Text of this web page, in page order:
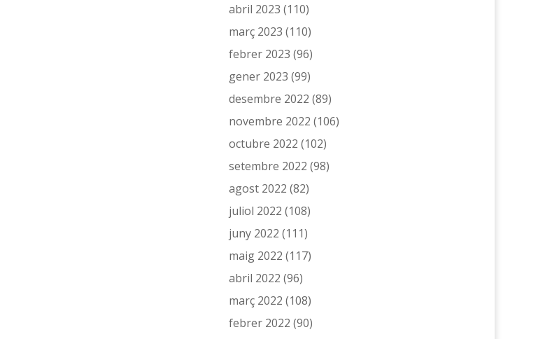
abril 2023 (110)
març 2023 (110)
febrer 2023 (96)
gener 2023 (99)
desembre 2022 (89)
novembre 2022 (106)
octubre 2022 (102)
setembre 2022 (98)
agost 2022 (82)
juliol 2022 (108)
juny 2022 (111)
maig 2022 (117)
abril 2022 (96)
març 2022 (108)
febrer 2022 (90)